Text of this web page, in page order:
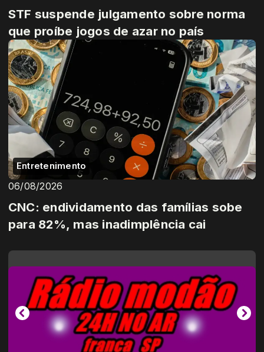
STF suspende julgamento sobre norma
que proíbe jogos de azar no país
Entretenimento
06/08/2026
CNC: endividamento das famílias sobe
para 82%, mas inadimplência cai